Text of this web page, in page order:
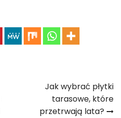
Jak wybrać płytki
tarasowe, które
przetrwają lata?